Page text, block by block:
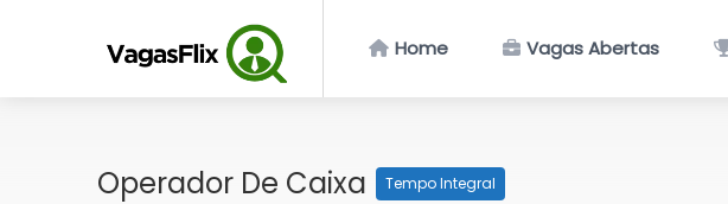
Home Vagas Abertas
Operador De Caixa Tempo Integral